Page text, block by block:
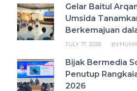
Gelar Baitul
Umsida
Berkemajuan
JULY 17, 2026 BY
Bijak Bermedia
Penutup
2026